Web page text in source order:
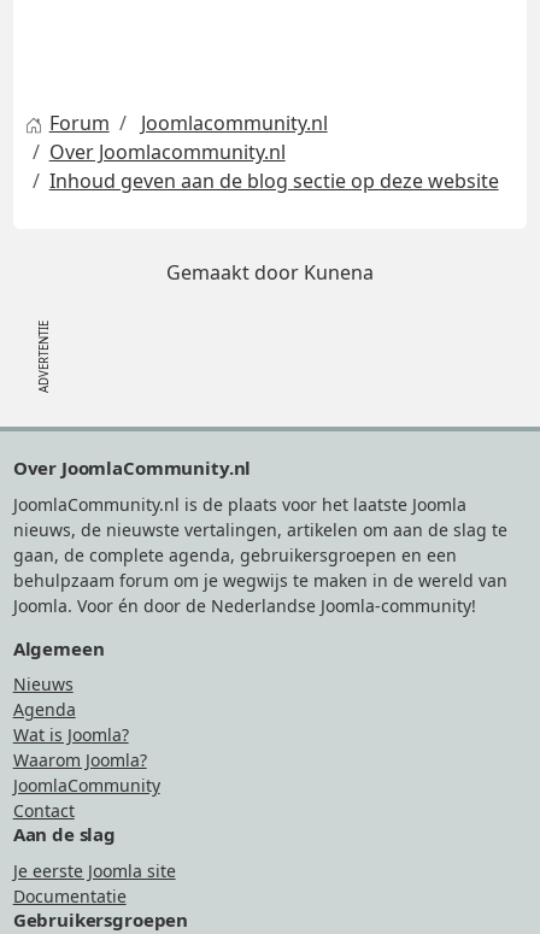
Forum
Joomlacommunity.nl
Over Joomlacommunity.nl
Inhoud geven aan de blog sectie op deze website
Gemaakt door Kunena
Over JoomlaCommunity.nl
JoomlaCommunity.nl is de plaats voor het laatste Joomla
nieuws, de nieuwste vertalingen, artikelen om aan de slag te
gaan, de complete agenda, gebruikersgroepen en een
behulpzaam forum om je wegwijs te maken in de wereld van
Joomla. Voor én door de Nederlandse Joomla-community!
Algemeen
Nieuws
Agenda
Wat is Joomla?
Waarom Joomla?
JoomlaCommunity
Contact
Aan de slag
Je eerste Joomla site
Documentatie
Gebruikersgroepen